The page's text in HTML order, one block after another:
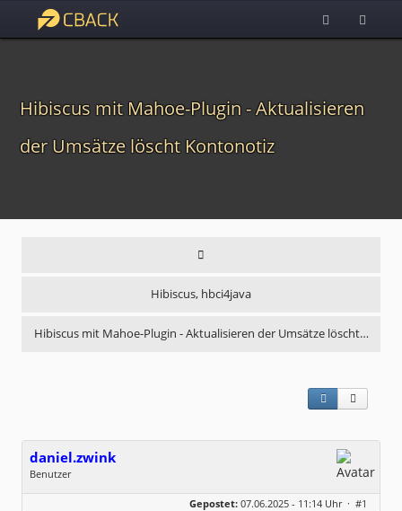
Hibiscus mit Mahoe-Plugin - Aktualisieren
der Umsätze löscht Kontonotiz
Hibiscus, hbci4java
Hibiscus mit Mahoe-Plugin - Aktualisieren der Umsätze löscht…
daniel.zwink
Benutzer
Geschlecht:
keine Angabe
Gepostet: 07.06.2025 - 11:14 Uhr · #1